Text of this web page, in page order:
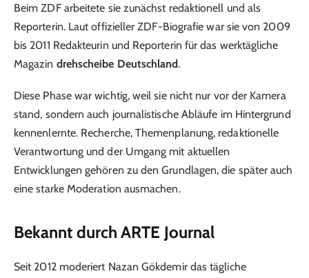
Beim ZDF arbeitete sie zunächst redaktionell und als
Reporterin. Laut offizieller ZDF-Biografie war sie von 2009
bis 2011 Redakteurin und Reporterin für das werktägliche
Magazin drehscheibe Deutschland.
Diese Phase war wichtig, weil sie nicht nur vor der Kamera
stand, sondern auch journalistische Abläufe im Hintergrund
kennenlernte. Recherche, Themenplanung, redaktionelle
Verantwortung und der Umgang mit aktuellen
Entwicklungen gehören zu den Grundlagen, die später auch
eine starke Moderation ausmachen.
Bekannt durch ARTE Journal
Seit 2012 moderiert Nazan Gökdemir das tägliche